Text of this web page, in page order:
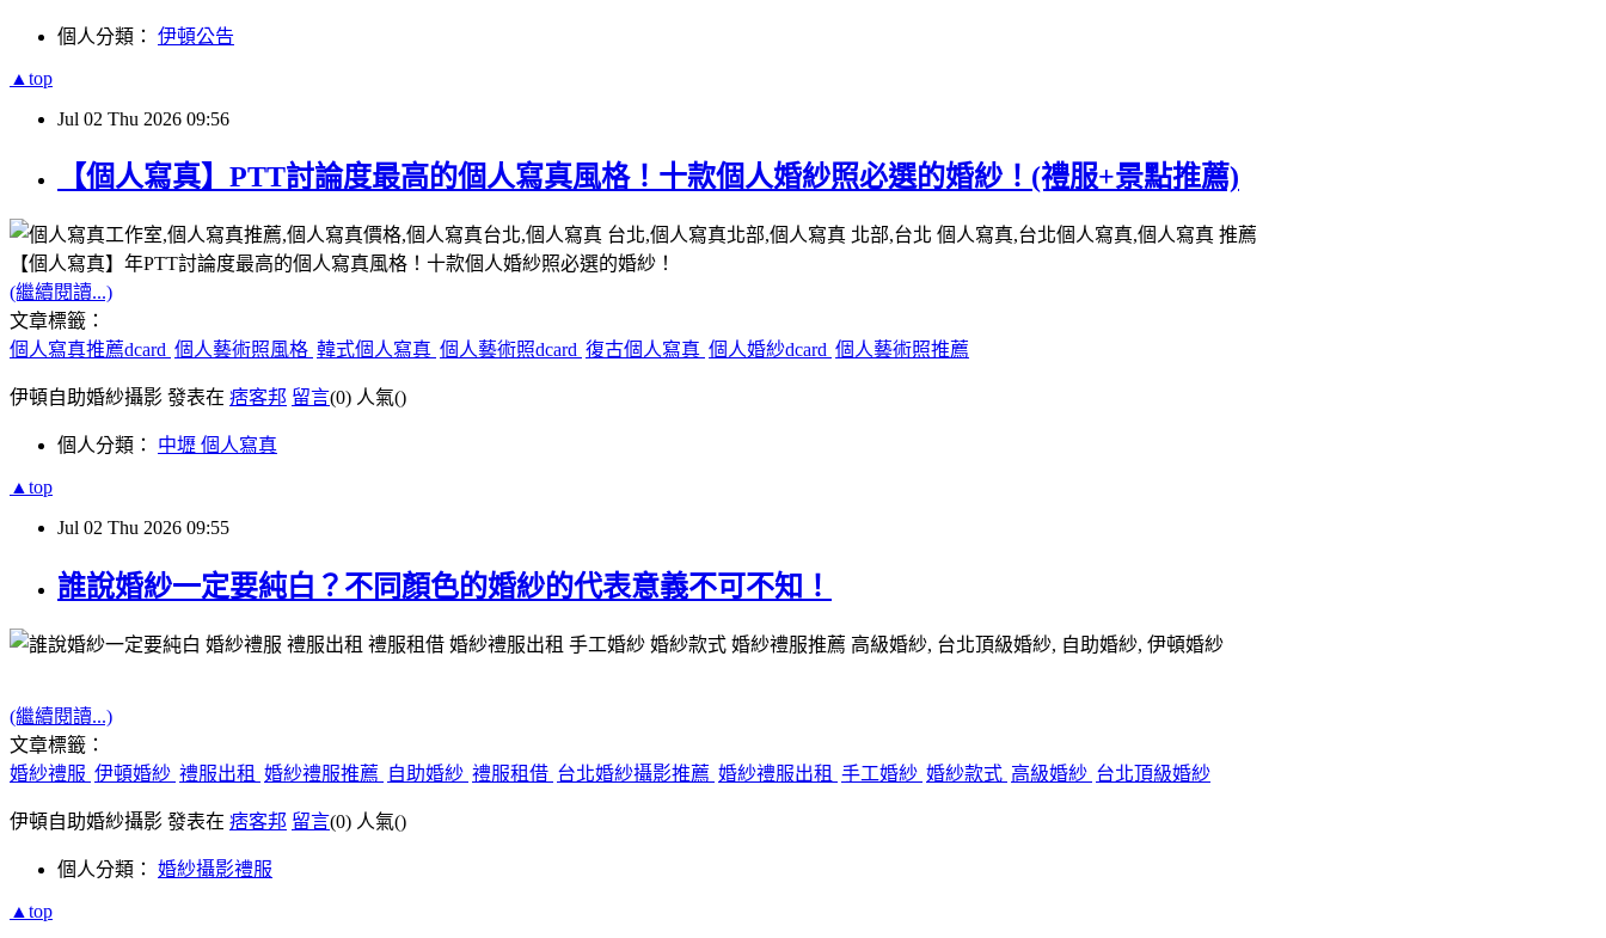
個人分類： 伊頓公告
▲top
Jul 02 Thu 2026 09:56
【個人寫真】PTT討論度最高的個人寫真風格！十款個人婚紗照必選的婚紗！(禮服+景點推薦)
【個人寫真】年PTT討論度最高的個人寫真風格！十款個人婚紗照必選的婚紗！
(繼續閱讀...)
文章標籤：
個人寫真推薦dcard 個人藝術照風格 韓式個人寫真 個人藝術照dcard 復古個人寫真 個人婚紗dcard 個人藝術照推薦
伊頓自助婚紗攝影 發表在 痞客邦 留言(0) 人氣()
個人分類： 中壢 個人寫真
▲top
Jul 02 Thu 2026 09:55
誰說婚紗一定要純白？不同顏色的婚紗的代表意義不可不知！
(繼續閱讀...)
文章標籤：
婚紗禮服 伊頓婚紗 禮服出租 婚紗禮服推薦 自助婚紗 禮服租借 台北婚紗攝影推薦 婚紗禮服出租 手工婚紗 婚紗款式 高級婚紗 台北頂級婚紗
伊頓自助婚紗攝影 發表在 痞客邦 留言(0) 人氣()
個人分類： 婚紗攝影禮服
▲top